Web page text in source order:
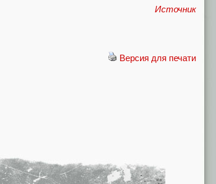
Источник
Версия для печати